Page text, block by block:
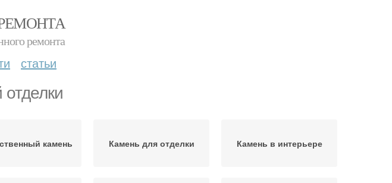
ремонта
статьи
камень Камень для отделки Камень в интерьере